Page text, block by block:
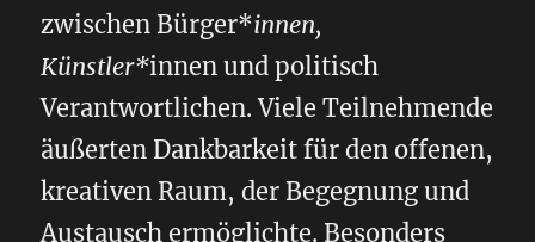
zwischen Bürger*innen,
Künstler*innen und politisch
Verantwortlichen. Viele Teilnehmende
äußerten Dankbarkeit für den offenen,
kreativen Raum, der Begegnung und
Austausch ermöglichte. Besonders